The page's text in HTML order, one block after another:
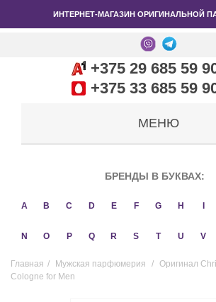
ИНТЕРНЕТ-МАГАЗИН ОРИГИНАЛЬНОЙ
+375 29 685 59
+375 33 685 59
МЕНЮ
БРЕНДЫ В БУКВАХ:
A B C D E F G H
N O P Q R S T U V
Главная / Мужская парфюмерия / Оригинал
Cologne for Men